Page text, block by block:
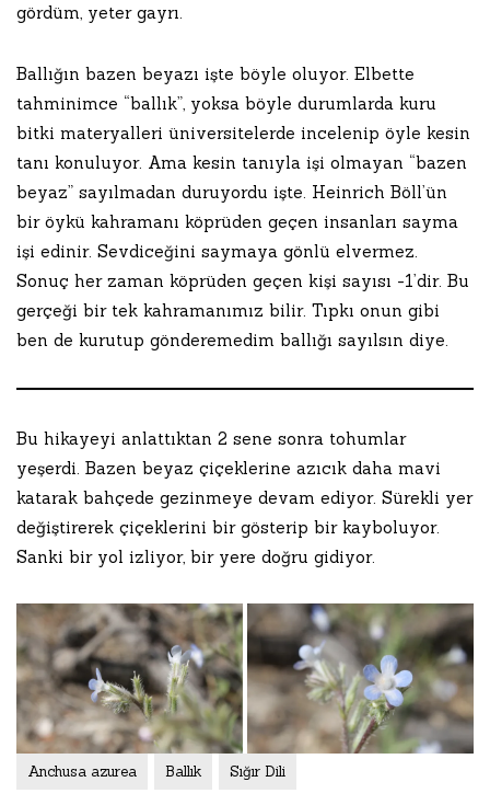
gördüm, yeter gayrı.
Ballığın bazen beyazı işte böyle oluyor. Elbette
tahminimce “ballık”, yoksa böyle durumlarda kuru
bitki materyalleri üniversitelerde incelenip öyle kesin
tanı konuluyor. Ama kesin tanıyla işi olmayan “bazen
beyaz” sayılmadan duruyordu işte. Heinrich Böll’ün
bir öykü kahramanı köprüden geçen insanları sayma
işi edinir. Sevdiceğini saymaya gönlü elvermez.
Sonuç her zaman köprüden geçen kişi sayısı -1’dir. Bu
gerçeği bir tek kahramanımız bilir. Tıpkı onun gibi
ben de kurutup gönderemedim ballığı sayılsın diye.
Bu hikayeyi anlattıktan 2 sene sonra tohumlar
yeşerdi. Bazen beyaz çiçeklerine azıcık daha mavi
katarak bahçede gezinmeye devam ediyor. Sürekli yer
değiştirerek çiçeklerini bir gösterip bir kayboluyor.
Sanki bir yol izliyor, bir yere doğru gidiyor.
Anchusa azurea Ballık Sığır Dili